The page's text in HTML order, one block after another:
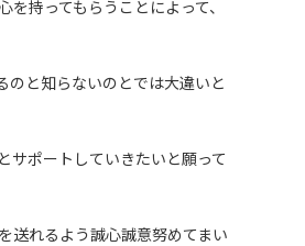
持ってもらうことによって、
のと知らないのとでは大違いと
サポートしていきたいと願って
送れるよう誠心誠意努めてまい